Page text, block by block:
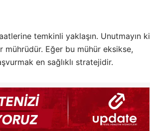
temkinli yaklaşın. Unutmayın ki
mührüdür. Eğer bu mühür eksikse,
en sağlıklı stratejidir.